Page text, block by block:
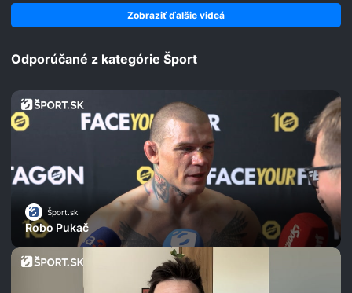
Zobraziť ďalšie videá
Odporúčané z kategórie Šport
Šport.sk
Robo Pukač